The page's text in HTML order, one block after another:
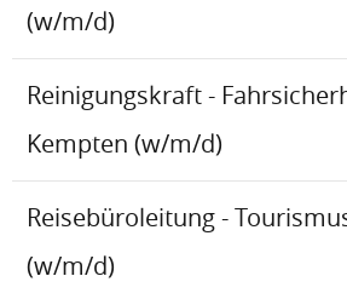
(w/m/d)
Reinigungskraft -
Kempten (w/m/d)
Reisebüroleitung -
(w/m/d)